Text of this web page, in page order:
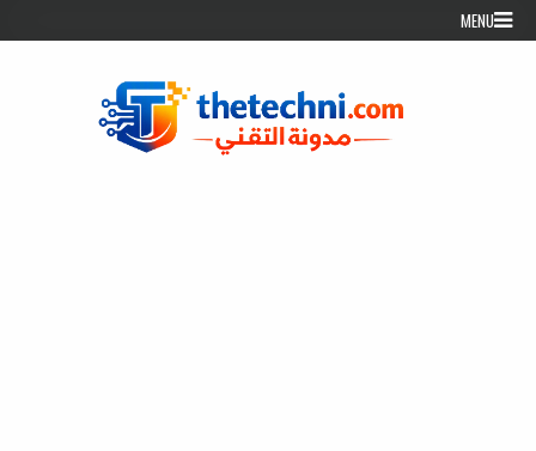
Skip to content
MENU